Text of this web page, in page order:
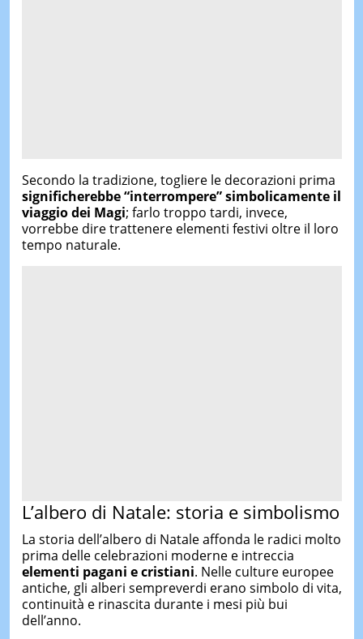
Secondo la tradizione, togliere le decorazioni prima
significherebbe “interrompere” simbolicamente il
viaggio dei Magi; farlo troppo tardi, invece,
vorrebbe dire trattenere elementi festivi oltre il loro
tempo naturale.
L’albero di Natale: storia e simbolismo
La storia dell’albero di Natale affonda le radici molto
prima delle celebrazioni moderne e intreccia
elementi pagani e cristiani. Nelle culture europee
antiche, gli alberi sempreverdi erano simbolo di vita,
continuità e rinascita durante i mesi più bui
dell’anno.